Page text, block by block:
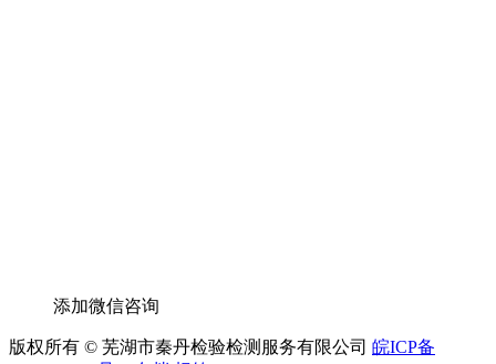
添加微信咨询
版权所有 © 芜湖市秦丹检验检测服务有限公司 皖ICP备